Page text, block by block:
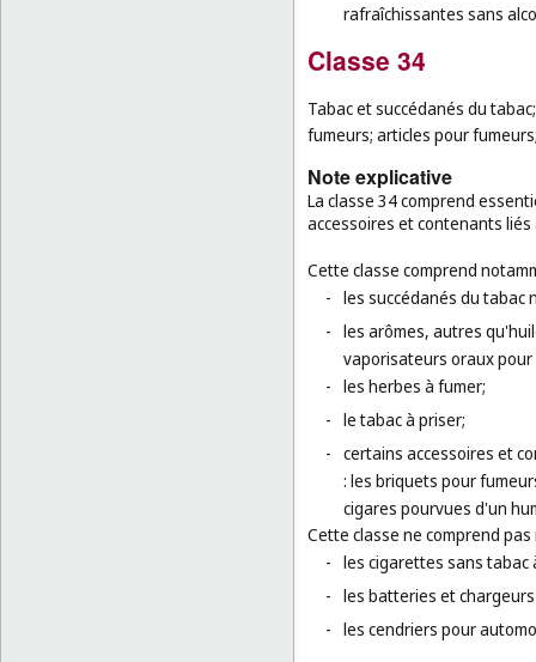
rafraîchissantes sans
Classe 34
Tabac et succédanés du
fumeurs; articles pour
Note explicative
La classe 34 comprend
accessoires et contenants
Cette classe comprend
- les succédanés du tabac
- les arômes, autres
vaporisateurs oraux
- les herbes à fumer;
- le tabac à priser;
- certains accessoires et
: les briquets pour
cigares pourvues d'un
Cette classe ne comprend
- les cigarettes sans tabac
- les batteries et
- les cendriers pour